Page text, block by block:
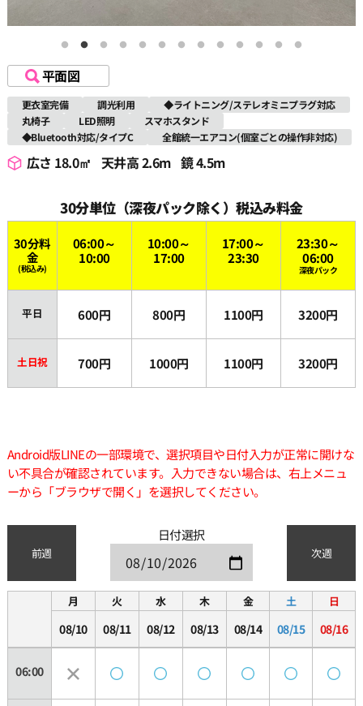
平面図
更衣室完備 調光利用
◆ライトニング/ステレオミニプラグ対応
丸椅子
LED照明
スマホスタンド
◆Bluetooth対応/タイプC
全館統一エアコン(個室ごとの操作非対応)
広さ 18.0㎡ 天井高 2.6m 鏡 4.5m
30分単位（深夜パック除く）税込み料金
30分料
金
(税込み)
06:00～
10:00
10:00～
17:00
17:00～
23:30
23:30～
06:00
深夜パック
平日 600円 800円 1100円 3200円
土日祝 700円 1000円 1100円 3200円
Android版LINEの一部環境で、選択項目や日付入力が正常に開けな
い不具合が確認されています。入力できない場合は、右上メニュ
ーから「ブラウザで開く」を選択してください。
前週
日付選択
次週
月
08/10
火
08/11
水
08/12
木
08/13
金
08/14
土
08/15
日
08/16
06:00